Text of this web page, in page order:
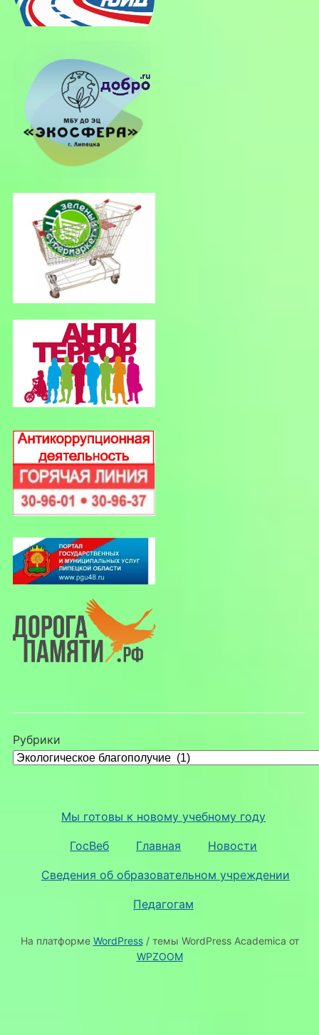
Рубрики
Мы готовы к новому учебному году
ГосВеб Главная Новости
Сведения об образовательном учреждении
Педагогам
На платформе WordPress/ темы WordPress Academica от
WPZOOM